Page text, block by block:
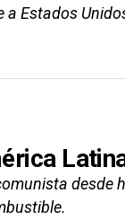
Estados
desde